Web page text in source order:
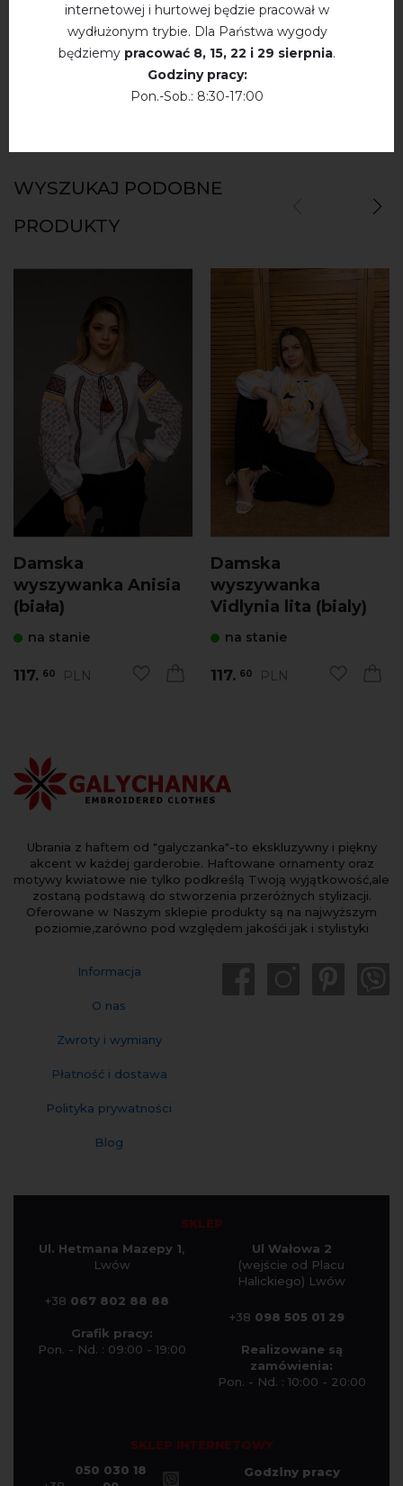
napisz opinie Gycylka (melanż z wiśniowo-
niebieskim)
WYSZUKAJ PODOBNE
PRODUKTY
Damska
wyszywanka Anisia
(biała)
na stanie
117. 60 PLN
Damska
wyszywanka
Vidlynia lita (bialy)
na stanie
117. 60 PLN
Ubrania z haftem od "galyczanka"-to ekskluzywny i piękny
akcent w każdej garderobie. Haftowane ornamenty oraz
motywy kwiatowe nie tylko podkreślą Twoją wyjątkowość,ale
zostaną podstawą do stworzenia przeróżnych stylizacji.
Oferowane w Naszym sklepie produkty są na najwyższym
poziomie,zarówno pod względem jakośći jak i stylistyki
Informacja
O nas
Zwroty i wymiany
Płatność i dostawa
Polityka prywatności
Blog
SKLEP
Ul. Hetmana Mazepy 1,
Lwów
+38 067 802 88 88
Grafik pracy:
Pon. - Nd. : 09:00 - 19:00
Ul Wałowa 2
(wejście od Placu
Halickiego) Lwów
+38 098 505 01 29
Realizowane są
zamówienia:
Pon. - Nd. : 10:00 - 20:00
SKLEP INTERNETOWY
050 030 18
Godziny pracy
internetowej i hurtowej będzie pracował w
wydłużonym trybie. Dla Państwa wygody
będziemy pracować 8, 15, 22 і 29 sierpnia.
Godziny pracy:
Pon.-Sob.: 8:30-17:00